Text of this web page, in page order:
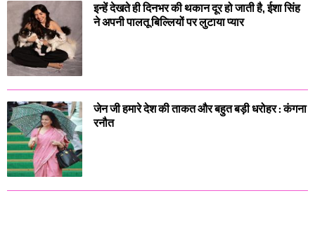
इन्हें देखते ही दिनभर की थकान दूर हो जाती है, ईशा सिंह
ने अपनी पालतू बिल्लियों पर लुटाया प्यार
जेन जी हमारे देश की ताकत और बहुत बड़ी धरोहर : कंगना
रनौत